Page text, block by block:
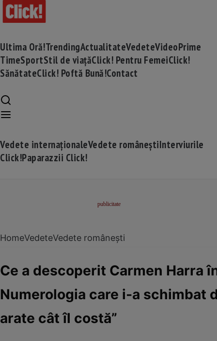
Ultima Oră!TrendingActualitateVedeteVideoPrime
TimeSportStil de viațăClick! Pentru FemeiClick!
SănătateClick! Poftă Bună!Contact
Vedete internaționaleVedete româneștiInterviurile
Click!Paparazzii Click!
HomeVedeteVedete românești
Ce a descoperit Carmen Harra
Numerologia care i-a schimbat
arate cât îl costă”